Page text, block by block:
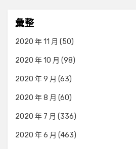
彙整
2020 年 11 月 (50)
2020 年 10 月 (98)
2020 年 9 月 (63)
2020 年 8 月 (60)
2020 年 7 月 (336)
2020 年 6 月 (463)